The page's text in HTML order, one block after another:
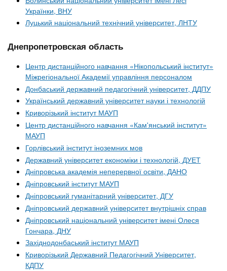
Українки, ВНУ
Луцький національний технічний університет, ЛНТУ
Днепропетровская область
Центр дистанційного навчання «Нікопольський інститут»
Міжрегіональної Академії управління персоналом
Донбаський державний педагогічний університет, ДДПУ
Український державний університет науки і технологій
Криворізький інститут МАУП
Центр дистанційного навчання «Кам'янський інститут»
МАУП
Горлівський інститут іноземних мов
Державний університет економіки і технологій, ДУЕТ
Дніпровська академія неперервної освіти, ДАНО
Дніпровський інститут МАУП
Дніпровський гуманітарний університет, ДГУ
Дніпровський державний університет внутрішніх справ
Дніпровський національний університет імені Олеся
Гончара, ДНУ
Західнодонбаський інститут МАУП
Криворізький Державний Педагогічний Університет,
КДПУ